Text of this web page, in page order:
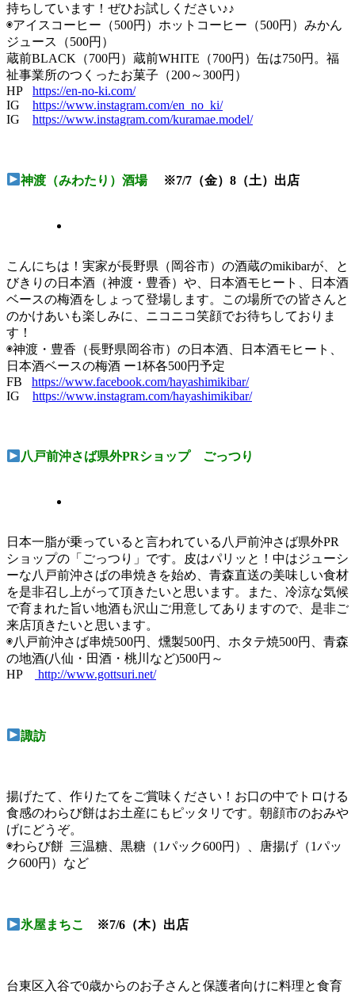
持ちしています！ぜひお試しください♪♪
◉アイスコーヒー（500円）ホットコーヒー（500円）みかん
ジュース（500円）
蔵前BLACK（700円）蔵前WHITE（700円）缶は750円。福
祉事業所のつくったお菓子（200～300円）
HP https://en-no-ki.com/
IG https://www.instagram.com/en_no_ki/
IG https://www.instagram.com/kuramae.model/
神渡（みわたり）酒場 ※7/7（金）8（土）出店
こんにちは！実家が長野県（岡谷市）の酒蔵のmikibarが、と
びきりの日本酒（神渡・豊香）や、日本酒モヒート、日本酒
ベースの梅酒をしょって登場します。この場所での皆さんと
のかけあいも楽しみに、ニコニコ笑顔でお待ちしておりま
す！
◉神渡・豊香（長野県岡谷市）の日本酒、日本酒モヒート、
日本酒ベースの梅酒 ー1杯各500円予定
FB https://www.facebook.com/hayashimikibar/
IG https://www.instagram.com/hayashimikibar/
八戸前沖さば県外PRショップ ごっつり
日本一脂が乗っていると言われている八戸前沖さば県外PR
ショップの「ごっつり」です。皮はパリッと！中はジューシ
ーな八戸前沖さばの串焼きを始め、青森直送の美味しい食材
を是非召し上がって頂きたいと思います。また、冷涼な気候
で育まれた旨い地酒も沢山ご用意してありますので、是非ご
来店頂きたいと思います。
◉八戸前沖さば串焼500円、燻製500円、ホタテ焼500円、青森
の地酒(八仙・田酒・桃川など)500円～
HP
http://www.gottsuri.net/
諏訪
揚げたて、作りたてをご賞味ください！お口の中でトロける
食感のわらび餅はお土産にもピッタリです。朝顔市のおみや
げにどうぞ。
◉わらび餅 三温糖、黒糖（1パック600円）、唐揚げ（1パッ
ク600円）など
氷屋まちこ ※7/6（木）出店
台東区入谷で0歳からのお子さんと保護者向けに料理と食育